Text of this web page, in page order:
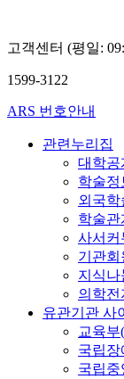
고객센터 (평일:
1599-3122
ARS 번호안내
관련누리집
대학공
학술정
외국학
학술
사서커
기관회
지식
의학
유관기관 사
교육부
국립
국립